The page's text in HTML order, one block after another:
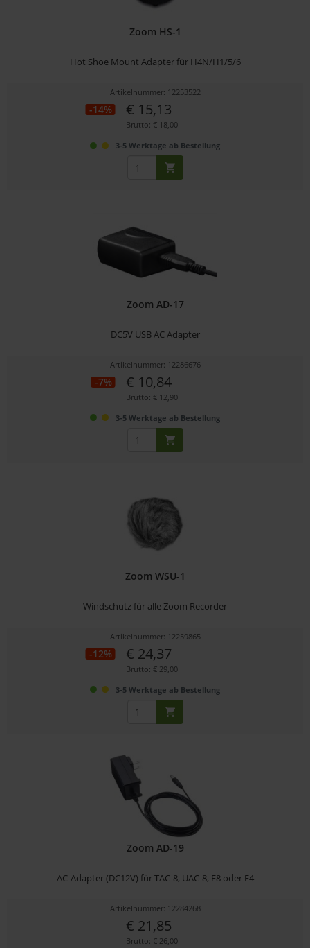
Zoom HS-1
Hot Shoe Mount Adapter für H4N/H1/5/6
Artikelnummer: 12253522
-14% € 15,13
Brutto: € 18,00
3-5 Werktage ab Bestellung
Zoom AD-17
DC5V USB AC Adapter
Artikelnummer: 12286676
-7% € 10,84
Brutto: € 12,90
3-5 Werktage ab Bestellung
Zoom WSU-1
Windschutz für alle Zoom Recorder
Artikelnummer: 12259865
-12% € 24,37
Brutto: € 29,00
3-5 Werktage ab Bestellung
Zoom AD-19
AC-Adapter (DC12V) für TAC-8, UAC-8, F8 oder F4
Artikelnummer: 12284268
€ 21,85
Brutto: € 26,00